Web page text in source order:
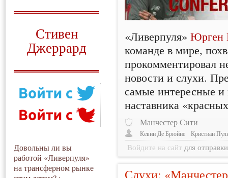
Стивен
Джеррард
Довольны ли вы
работой «Ливерпуля»
на трансферном рынке
«Ливерпуля»Юрген
команде в мире,
прокомментировал
новости и слухи.
самые интересные
наставника
Манчестер Сити
Кевин Де Брюйне Кристиан
Войдите на сайт для
Слухи: